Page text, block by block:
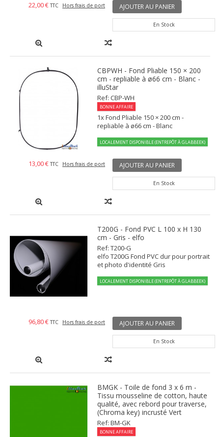
22,00 € TTC Hors frais de port AJOUTER AU PANIER
En Stock
CBPWH - Fond Pliable 150 × 200
cm - repliable à ø66 cm - Blanc -
illuStar
Ref: CBP-WH
BONNE AFFAIRE
1x Fond Pliable 150 × 200 cm -
repliable à ø66 cm - Blanc
LOCALEMENT DISPONIBLE (ENTREPÔT À GLABBEEK)
13,00 € TTC Hors frais de port AJOUTER AU PANIER
En Stock
T200G - Fond PVC L 100 x H 130
cm - Gris - elfo
Ref: T200-G
elfo T200G Fond PVC dur pour portrait
et photo d'identité Gris
LOCALEMENT DISPONIBLE (ENTREPÔT À GLABBEEK)
96,80 € TTC Hors frais de port AJOUTER AU PANIER
En Stock
BMGK - Toile de fond 3 x 6 m -
Tissu mousseline de cotton, haute
qualité, avec rebord pour traverse,
(Chroma key) incrusté Vert
Ref: BM-GK
BONNE AFFAIRE